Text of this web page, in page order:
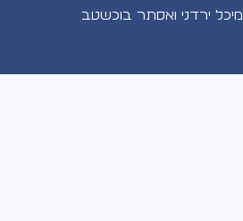
מיכל ירדני ואסתר בוכשטב